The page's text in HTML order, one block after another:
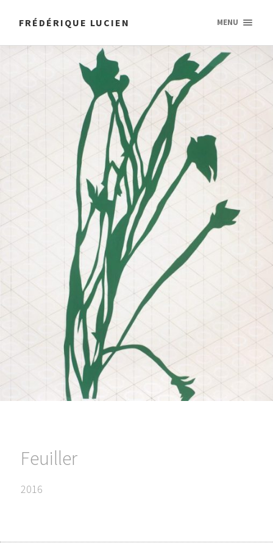
FRÉDÉRIQUE LUCIEN MENU
Feuiller
2016